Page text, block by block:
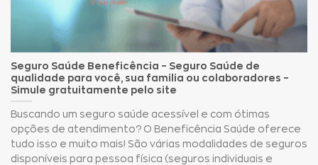
Seguro Saúde Beneficência – Seguro Saúde de
qualidade para você, sua familia ou colaboradores –
Simule gratuitamente pelo site
Buscando um seguro saúde acessível e com ótimas
opções de atendimento? O Beneficência Saúde oferece
tudo isso e muito mais! São várias modalidades de seguros
disponíveis para pessoa física (seguros individuais e